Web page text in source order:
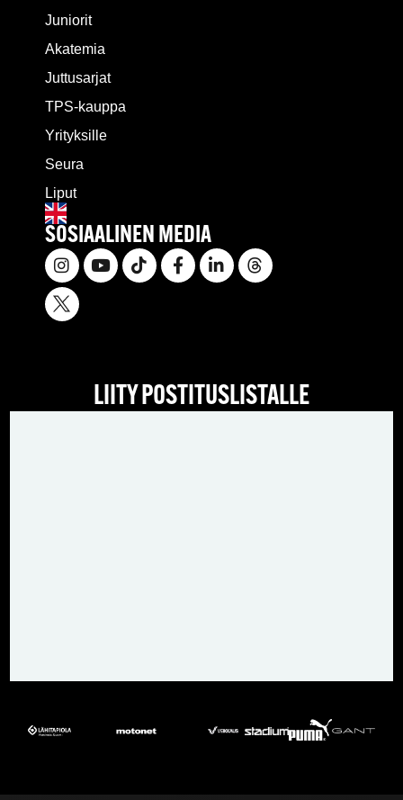
Juniorit
Akatemia
Juttusarjat
TPS-kauppa
Yrityksille
Seura
Liput
SOSIAALINEN MEDIA
LIITY POSTITUSLISTALLE